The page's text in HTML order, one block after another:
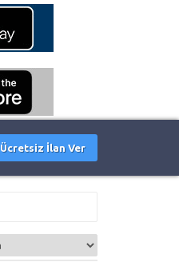
Ücretsiz İlan Ver